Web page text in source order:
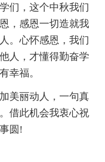
们，这个中秋我们
，感恩一切造就我
。心怀感恩，我们
人，才懂得勤奋学
幸福。
美丽动人，一句真
借此机会我衷心祝
圆!